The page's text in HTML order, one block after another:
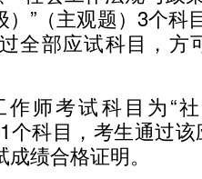
”（主观题）3个科
全部应试科目，方
师考试科目为“社
个科目，考生通过
绩合格证明。